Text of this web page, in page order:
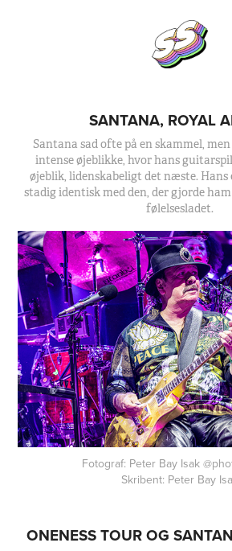
SANTANA, ROYAL
Santana sad ofte på en skammel,
intense øjeblikke, hvor hans
øjeblik, lidenskabeligt det næste.
stadig identisk med den, der gjorde
følelsesladet.
Fotograf: Peter Bay Isak
Skribent: Peter Bay
ONENESS TOUR OG